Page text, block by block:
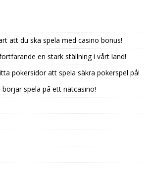
att du ska spela med casino bonus!
en stark ställning i vårt land!
pokersidor att spela säkra pokerspel på!
börjar spela på ett nätcasino!